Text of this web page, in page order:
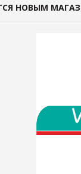
НОВЫМ